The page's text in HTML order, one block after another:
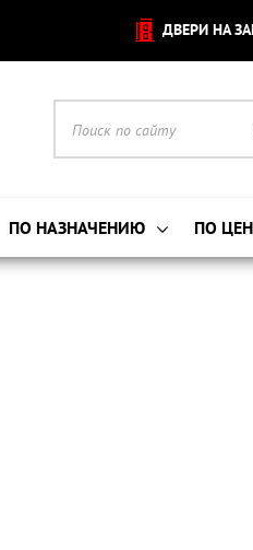
ДВЕРИ НА
ПО НАЗНАЧЕНИЮ ПО